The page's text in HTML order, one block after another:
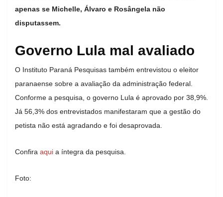
apenas se Michelle, Álvaro e Rosângela não
disputassem.
Governo Lula mal avaliado
O Instituto Paraná Pesquisas também entrevistou o eleitor
paranaense sobre a avaliação da administração federal.
Conforme a pesquisa, o governo Lula é aprovado por 38,9%.
Já 56,3% dos entrevistados manifestaram que a gestão do
petista não está agradando e foi desaprovada.
Confira aqui a íntegra da pesquisa.
Foto: